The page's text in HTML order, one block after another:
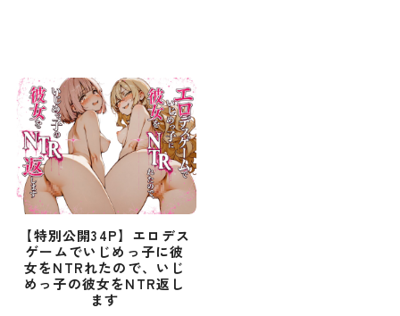
【特別公開34P】エロデス
ゲームでいじめっ子に彼
女をNTRれたので、いじ
めっ子の彼女をNTR返し
ます